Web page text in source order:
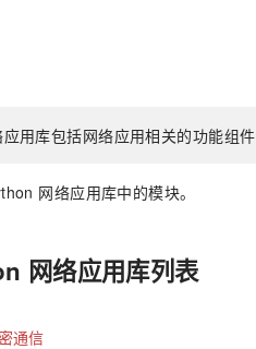
用库包括网络应用相关的功能组件
网络应用库中的模块。
网络应用库列表
通信